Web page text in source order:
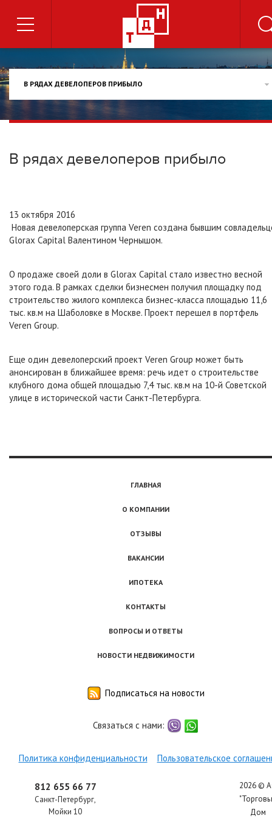
В РЯДАХ ДЕВЕЛОПЕРОВ ПРИБЫЛО
В рядах девелоперов прибыло
13 октября 2016
Новая девелоперская группа Veren создана бывшим
Glorax Capital Валентином Чернышом.
О продаже своей доли в Glorax Capital стало известно весной
этого года. В рамках сделки бизнесмен получил площадку под
строительство жилого комплекса бизнес-класса площадью 11,6
тыс. кв.м на Шаболовке в Москве. Проект перешел в портфель
Veren Group.
Еще один девелоперский проект Veren Group может быть
анонсирован в ближайшее время: речь идет о строительстве
клубного дома общей площадью 7,4 тыс. кв.м на 10-й Советской
улице в исторической части Санкт-Петербурга.
ГЛАВНАЯ
О КОМПАНИИ
ОТЗЫВЫ
ВАКАНСИИ
ИПОТЕКА
КОНТАКТЫ
ВОПРОСЫ И ОТВЕТЫ
НОВОСТИ НЕДВИЖИМОСТИ
Подписаться на новости
Связаться с нами:
viber
whatsapp
Политика конфиденциальности Пользовательское
812 655 66 77
Санкт-Петербург,
Мойки 10
2026 ©
Дом